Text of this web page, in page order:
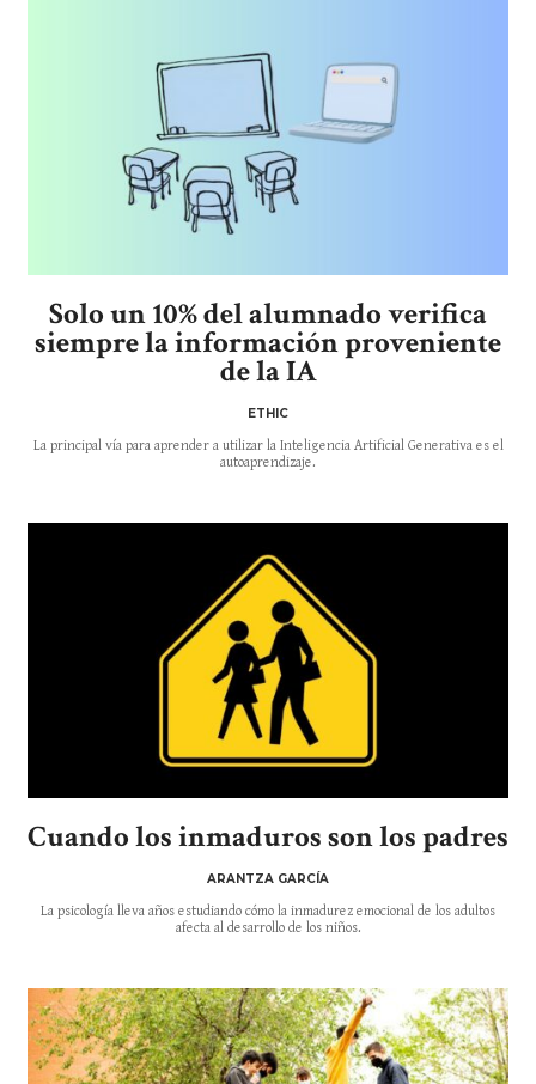
Solo un 10% del alumnado verifica
siempre la información proveniente
de la IA
ETHIC
La principal vía para aprender a utilizar la Inteligencia Artificial Generativa es el
autoaprendizaje.
Cuando los inmaduros son los padres
ARANTZA GARCÍA
La psicología lleva años estudiando cómo la inmadurez emocional de los adultos
afecta al desarrollo de los niños.